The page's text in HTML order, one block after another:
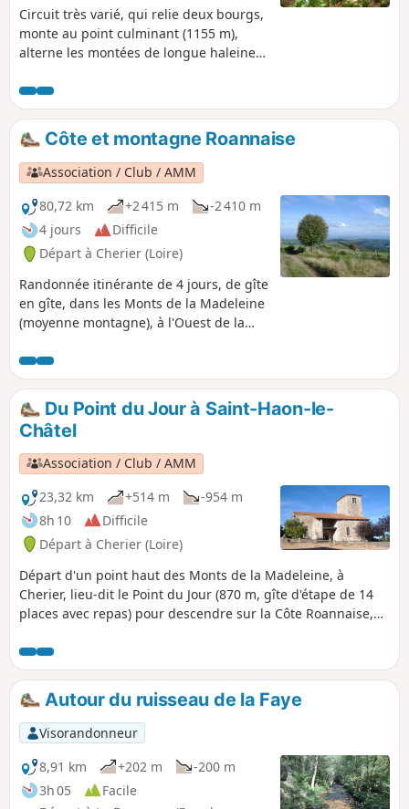
Circuit très varié, qui relie deux bourgs,
monte au point culminant (1155 m),
alterne les montées de longue haleine
altitude, avec de très belles vues.
Balisage VTT rouge sur fond blanc.
Côte et montagne Roannaise
Association / Club / AMM
80,72 km
+2 415 m
-2 410 m
4 jours
Difficile
Départ à Cherier (Loire)
Randonnée itinérante de 4 jours, de gîte
en gîte, dans les Monts de la Madeleine
(moyenne montagne), à l'Ouest de la
nature, souvent encore sauvage, en
empruntant un maximum de petits
chemins.
Du Point du Jour à Saint-Haon-le-
Châtel
Association / Club / AMM
23,32 km
+514 m
-954 m
8h 10
Difficile
Départ à Cherier (Loire)
Départ d'un point haut des Monts de la Madeleine, à
Cherier, lieu-dit le Point du Jour (870 m, gîte d'étape de 14
places avec repas) pour descendre sur la Côte Roannaise,
médiéval de Saint-Haon-le-Châtel (gîte d'étape 14 places
avec repas). Circuit donnant la priorité aux petits chemins
sans circulation de véhicules à moteur et aux beaux points
de vue sur la plaine roannaise.
Autour du ruisseau de la Faye
Visorandonneur
8,91 km
+202 m
-200 m
3h 05
Facile